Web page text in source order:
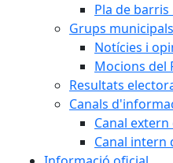
Pla de
Grups municipals
Notícies i
Mocions del
Resultats
Canals
Canal
Canal